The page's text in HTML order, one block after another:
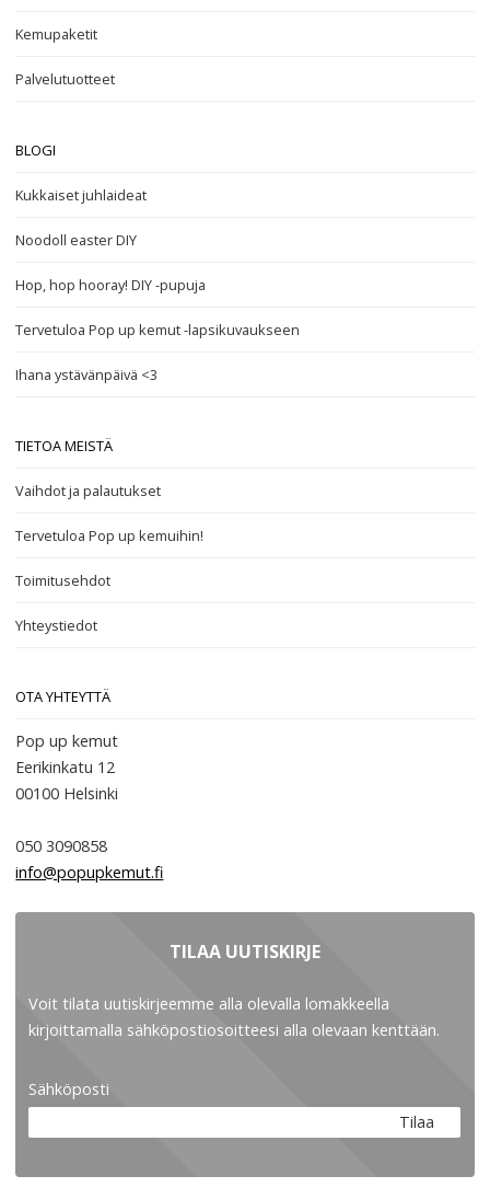
Kemupaketit
Palvelutuotteet
BLOGI
Kukkaiset juhlaideat
Noodoll easter DIY
Hop, hop hooray! DIY -pupuja
Tervetuloa Pop up kemut -lapsikuvaukseen
Ihana ystävänpäivä <3
TIETOA MEISTÄ
Vaihdot ja palautukset
Tervetuloa Pop up kemuihin!
Toimitusehdot
Yhteystiedot
OTA YHTEYTTÄ
Pop up kemut
Eerikinkatu 12
00100 Helsinki
050 3090858
info@popupkemut.fi
TILAA UUTISKIRJE
Voit tilata uutiskirjeemme alla olevalla lomakkeella
kirjoittamalla sähköpostiosoitteesi alla olevaan kenttään.
Sähköposti
Tilaa